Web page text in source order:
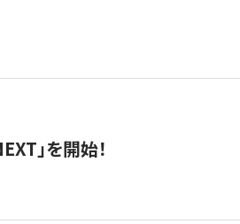
」を開始！